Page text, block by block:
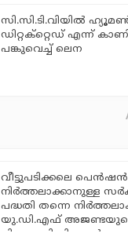
സി.സി.ടി.വിയില്‍
ഡിറ്റക്‌റ്റെഡ് എന്ന്
പങ്കുവെച്ച് ലെന
വീട്ടുപടിക്കലെ
നിര്‍ത്തലാക്കാനുള്ള
പദ്ധതി തന്നെ
യു.ഡി.എഫ് അജണ്ടയുടെ
പിണറായി വിജയന്‍